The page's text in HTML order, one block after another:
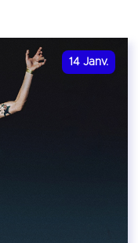
14 Janv.